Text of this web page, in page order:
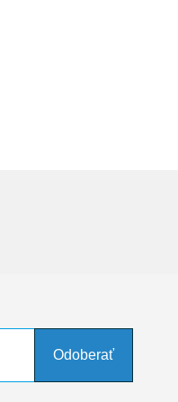
Odoberať